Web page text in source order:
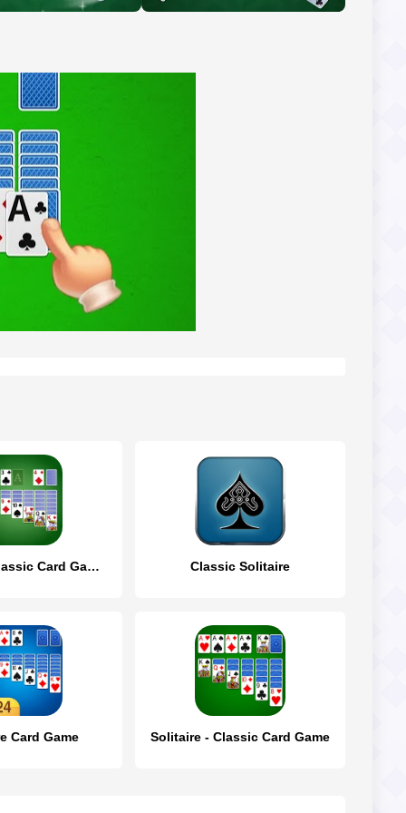
Solitaire - Classic Card Games Classic Solitaire
Card Game Solitaire - Classic Card Game